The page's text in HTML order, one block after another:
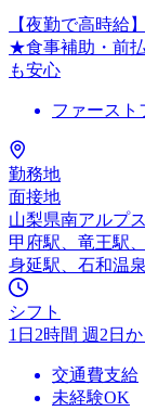
【夜勤で高時給
★食事補助・前
も安心
ファースト
勤務地
面接地
山梨県南アルプ
甲府駅、竜王駅
身延駅、石和温
シフト
1日2時間 週2日
交通費支給
未経験OK